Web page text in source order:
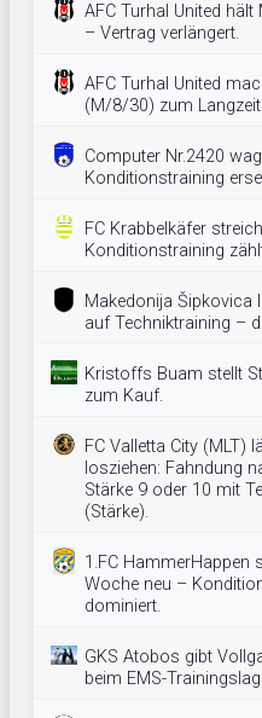
AFC Turhal United
– Vertrag verlängert.
AFC Turhal United
(M/8/30) zum
Computer Nr.2420
Konditionstraining
FC Krabbelkäfer
Konditionstraining
Makedonija Šipkovica
auf Techniktraining –
Kristoffs Buam stellt
zum Kauf.
FC Valletta City (MLT)
losziehen: Fahndung
Stärke 9 oder 10 mit
(Stärke).
1.FC HammerHappen
Woche neu –
dominiert.
GKS Atobos gibt
beim EMS-